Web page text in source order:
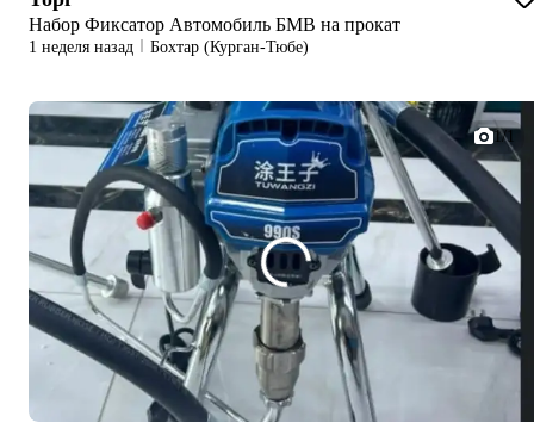
Набор Фиксатор Автомобиль БМВ на прокат
1 неделя назад Бохтар (Курган-Тюбе)
1/1